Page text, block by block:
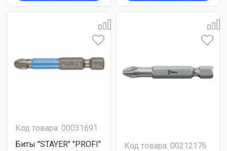
Код товара: 00031691
Биты "STAYER" "PROFI"
Код товара: 00212176